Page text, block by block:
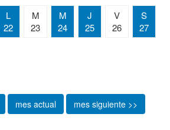
L
22
M
23
M
24
J
25
V
26
S
27
mes actual mes siguiente >>